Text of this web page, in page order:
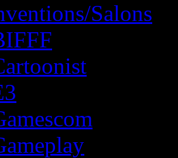
Salons